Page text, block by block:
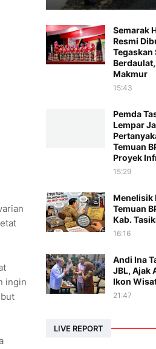
ingin
Semarak
Resmi
Tegaskan
Makmur
15:43
Pemda
Lempar
Temuan
Proyek
15:29
Menelisik
Temuan
Kab.
16:16
Andi Ina
JBL, Ajak
Ikon
21:47
LIVE REPORT